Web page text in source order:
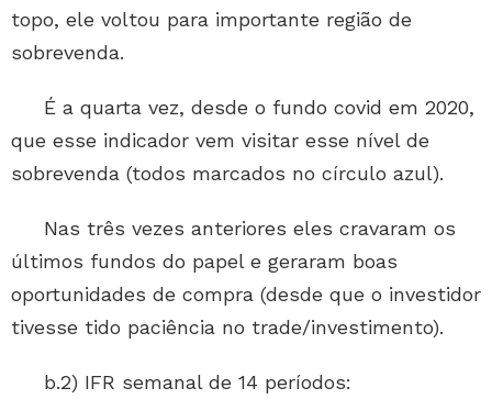
topo, ele voltou para importante região de
sobrevenda.
É a quarta vez, desde o fundo covid em 2020,
que esse indicador vem visitar esse nível de
sobrevenda (todos marcados no círculo azul).
Nas três vezes anteriores eles cravaram os
últimos fundos do papel e geraram boas
oportunidades de compra (desde que o investidor
tivesse tido paciência no trade/investimento).
b.2) IFR semanal de 14 períodos: